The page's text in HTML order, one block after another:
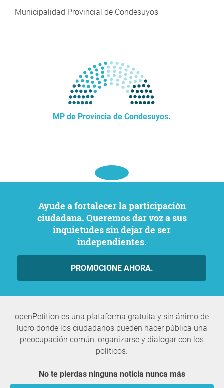
Municipalidad Provincial de Condesuyos
MP de Provincia de Condesuyos.
Ayude a fortalecer la participación
ciudadana. Queremos dar voz a sus
inquietudes sin dejar de ser
independientes.
PROMOCIONE AHORA.
openPetition es una plataforma gratuita y sin ánimo de
lucro donde los ciudadanos pueden hacer pública una
preocupación común, organizarse y dialogar con los
políticos.
No te pierdas ninguna noticia nunca más